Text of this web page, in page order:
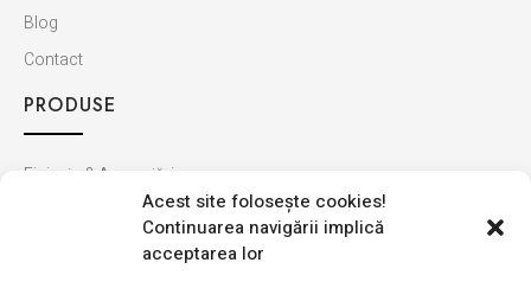
Acest site foloseşte cookies!
Continuarea navigării implică
acceptarea lor
Blog
Contact
PRODUSE
Finisaje & Amenajări
Baie & Bucătărie
Montaj & Materiale